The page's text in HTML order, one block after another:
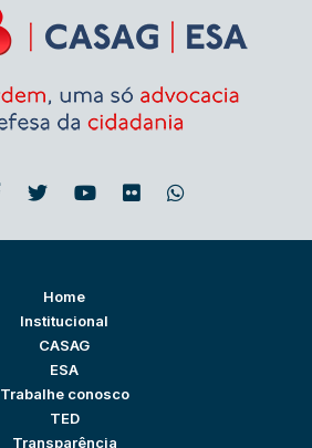
Home
Institucional
CASAG
ESA
Trabalhe conosco
TED
Transparência